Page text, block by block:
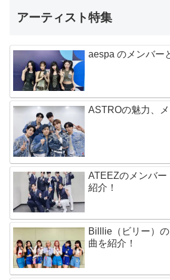
アーティスト特集
aespa のメンバー
ASTROの魅力、メ
ATEEZのメンバー
紹介！
Billlie（ビリー）
曲を紹介！